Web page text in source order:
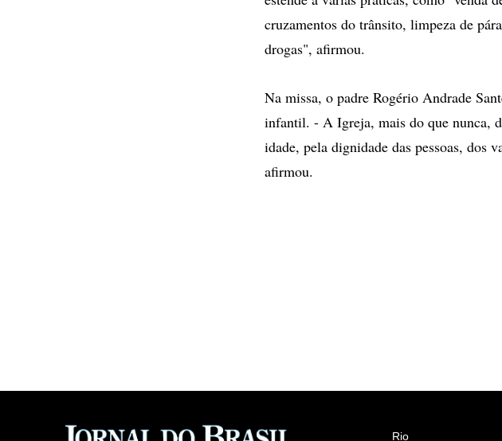
cruzamentos do trânsito, limpeza de
drogas", afirmou.
Na missa, o padre Rogério Andrade
infantil. - A Igreja, mais do que nunca,
idade, pela dignidade das pessoas, dos
afirmou.
Rio